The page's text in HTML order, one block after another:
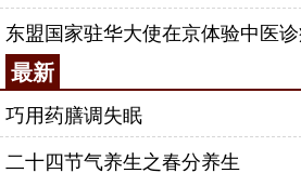
东盟国家驻华大使在京体验中医
最新
巧用药膳调失眠
二十四节气养生之春分养生